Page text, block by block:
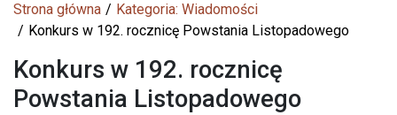
Strona główna
Kategoria: Wiadomości
Konkurs w 192. rocznicę Powstania Listopadowego
Konkurs w 192. rocznicę
Powstania Listopadowego